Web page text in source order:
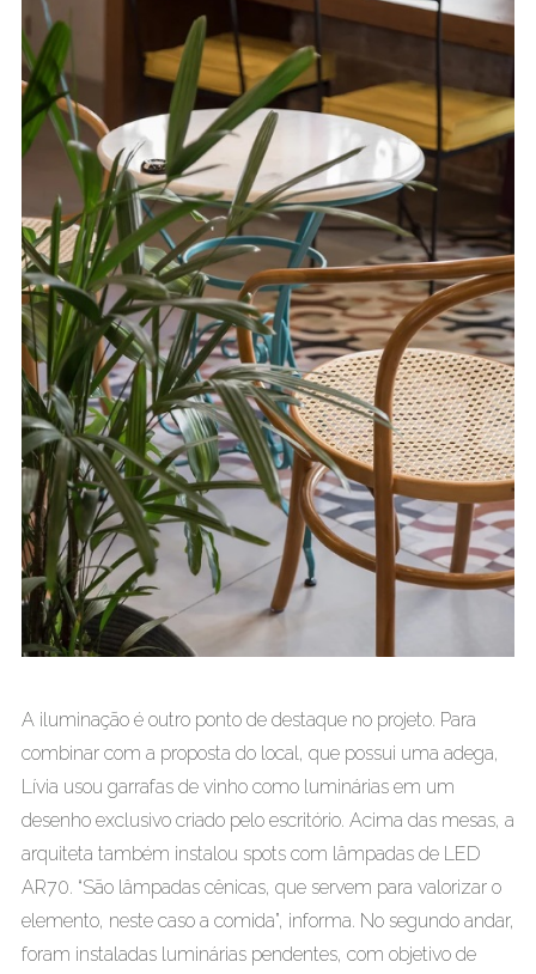
A iluminação é outro ponto de destaque no projeto. Para
combinar com a proposta do local, que possui uma adega,
Lívia usou garrafas de vinho como luminárias em um
desenho exclusivo criado pelo escritório. Acima das mesas, a
arquiteta também instalou spots com lâmpadas de LED
AR70. “São lâmpadas cênicas, que servem para valorizar o
elemento, neste caso a comida”, informa. No segundo andar,
foram instaladas luminárias pendentes, com objetivo de